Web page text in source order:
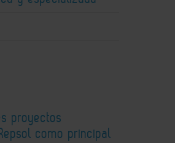
proyectos
como principal